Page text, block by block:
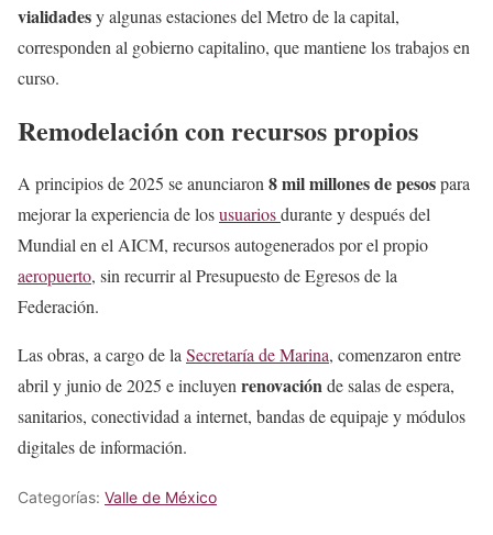
vialidadesy algunas estaciones del Metro de la capital,
corresponden al gobierno capitalino, que mantiene los trabajos en
curso.
Remodelación con recursos propios
A principios de 2025 se anunciaron 8 mil millones de pesospara
mejorar la experiencia de losusuariosdurante y después del
Mundial en el AICM, recursos autogenerados por el propio
aeropuerto, sin recurrir al Presupuesto de Egresos de la
Federación.
Las obras, a cargo de la Secretaría de Marina, comenzaron entre
abril y junio de 2025 e incluyen renovaciónde salas de espera,
sanitarios, conectividad a internet, bandas de equipaje y módulos
digitales de información.
Categorías: Valle de México